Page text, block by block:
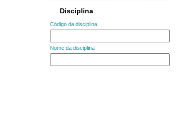
Disciplina
Código da disciplina
Nome da disciplina